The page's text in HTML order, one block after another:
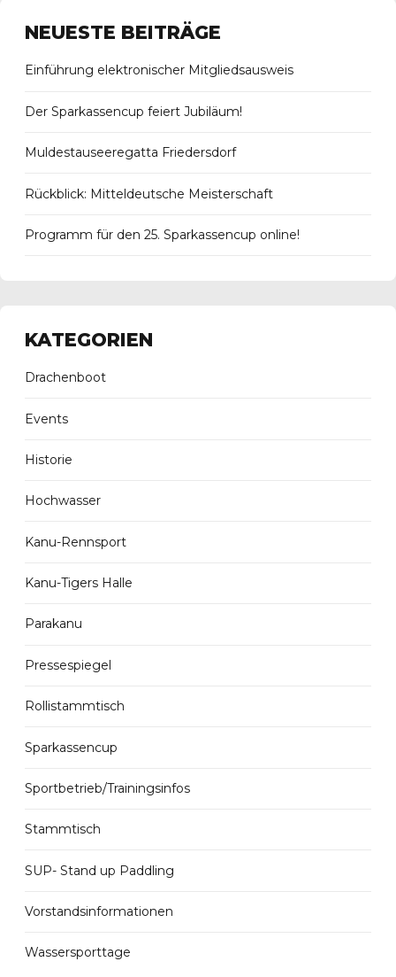
NEUESTE BEITRÄGE
Einführung elektronischer Mitgliedsausweis
Der Sparkassencup feiert Jubiläum!
Muldestauseeregatta Friedersdorf
Rückblick: Mitteldeutsche Meisterschaft
Programm für den 25. Sparkassencup online!
KATEGORIEN
Drachenboot
Events
Historie
Hochwasser
Kanu-Rennsport
Kanu-Tigers Halle
Parakanu
Pressespiegel
Rollistammtisch
Sparkassencup
Sportbetrieb/Trainingsinfos
Stammtisch
SUP- Stand up Paddling
Vorstandsinformationen
Wassersporttage